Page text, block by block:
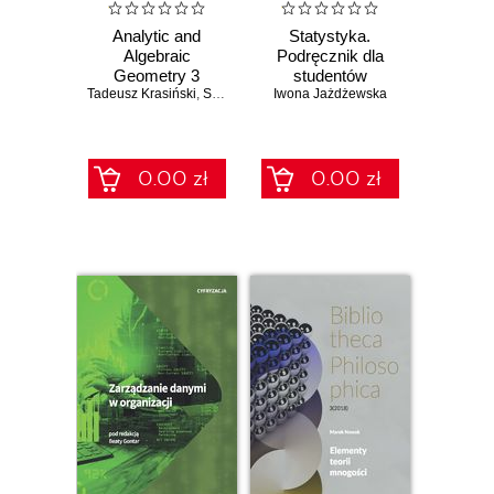
Analytic and
Algebraic
Geometry 3
Tadeusz Krasiński, Stanisław Spodzieja
0.00 zł
Statystyka.
Podręcznik dla
studentów
turystyki i rekreacji
Iwona Jażdżewska
0.00 zł